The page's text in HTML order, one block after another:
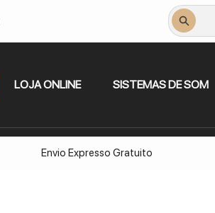
LOJA ONLINE SISTEMAS DE SOM
Envio Expresso Gratuito